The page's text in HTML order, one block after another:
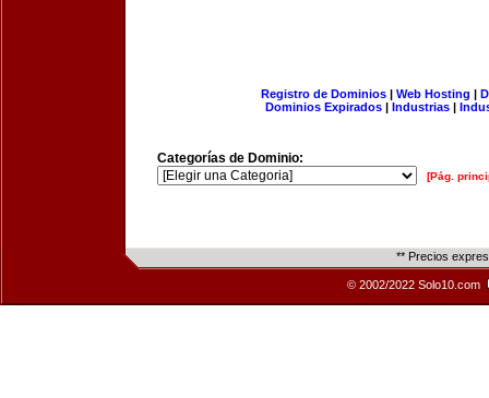
Registro de Dominios| Web Hosting |
Dominios Expirados | Industrias |
Categorías de Dominio:
[Pág.
** Precios
© 2002/2022 Solo10.com